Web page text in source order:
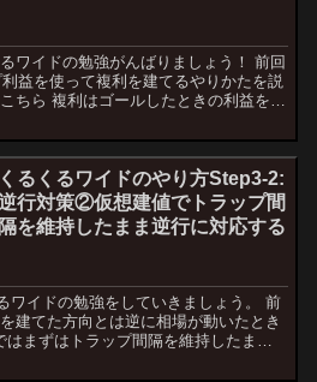
ワイドの勉強がんばりましょう！ 前回
益を使って複利を建てるやりかたを説
ちら 複利はゴールしたときの利益を増
くるくるワイドのやり方Step3-2:
行対策②仮想建値でトラップ間
隔を維持したまま逆行に対応する
ワイドの勉強をしていきましょう。 前
建てた方向とは逆に相場が動いたとき
まずはトラップ間隔を維持したまま